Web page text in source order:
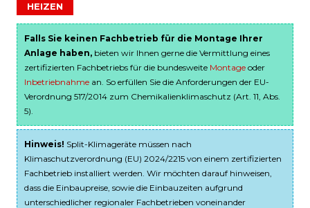
HEIZEN
Falls Sie keinen Fachbetrieb für die Montage Ihrer
Anlage haben, bieten wir Ihnen gerne die Vermittlung eines
zertifizierten Fachbetriebs für die bundesweite Montage oder
Inbetriebnahme an. So erfüllen Sie die Anforderungen der EU-
Verordnung 517/2014 zum Chemikalienklimaschutz (Art. 11, Abs.
5).
Hinweis! Split-Klimageräte müssen nach
Klimaschutzverordnung (EU) 2024/2215 von einem zertifizierten
Fachbetrieb installiert werden. Wir möchten darauf hinweisen,
dass die Einbaupreise, sowie die Einbauzeiten aufgrund
unterschiedlicher regionaler Fachbetrieben voneinander